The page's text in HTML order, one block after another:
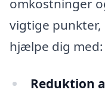
omkostninger
vigtige punkter,
hjælpe dig med:
Reduktion